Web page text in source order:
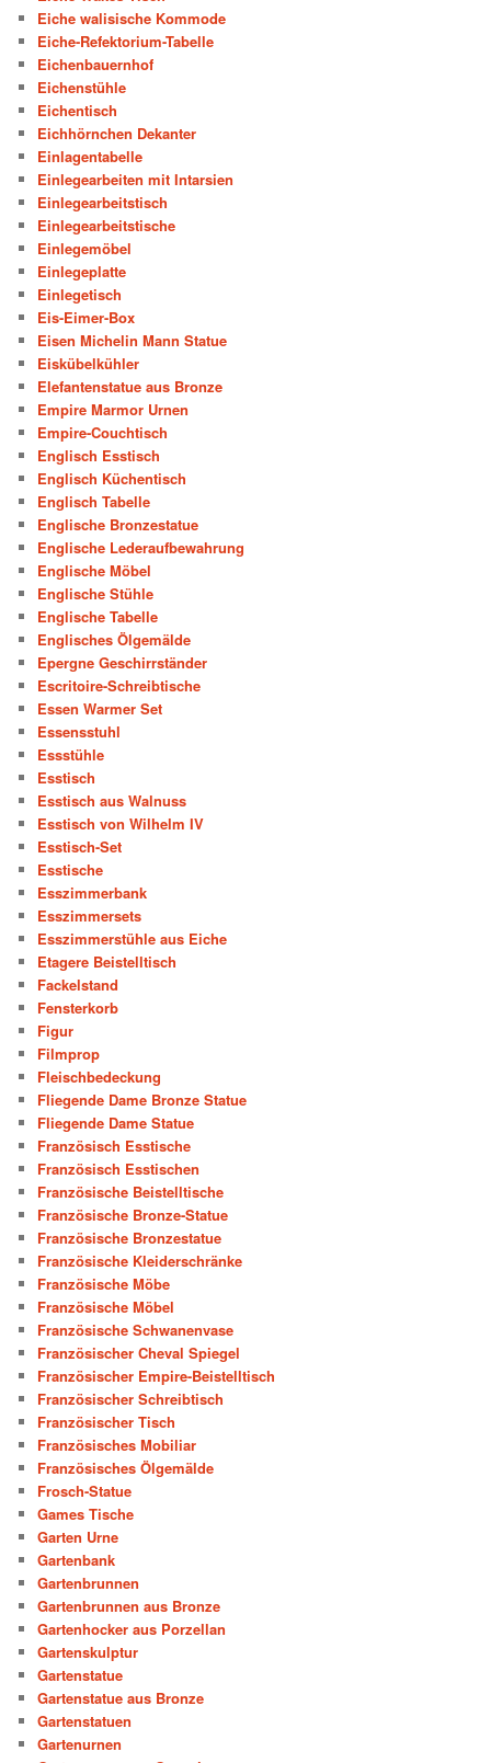
Eiche walisische Kommode
Eiche-Refektorium-Tabelle
Eichenbauernhof
Eichenstühle
Eichentisch
Eichhörnchen Dekanter
Einlagentabelle
Einlegearbeiten mit Intarsien
Einlegearbeitstisch
Einlegearbeitstische
Einlegemöbel
Einlegeplatte
Einlegetisch
Eis-Eimer-Box
Eisen Michelin Mann Statue
Eiskübelkühler
Elefantenstatue aus Bronze
Empire Marmor Urnen
Empire-Couchtisch
Englisch Esstisch
Englisch Küchentisch
Englisch Tabelle
Englische Bronzestatue
Englische Lederaufbewahrung
Englische Möbel
Englische Stühle
Englische Tabelle
Englisches Ölgemälde
Epergne Geschirrständer
Escritoire-Schreibtische
Essen Warmer Set
Essensstuhl
Essstühle
Esstisch
Esstisch aus Walnuss
Esstisch von Wilhelm IV
Esstisch-Set
Esstische
Esszimmerbank
Esszimmersets
Esszimmerstühle aus Eiche
Etagere Beistelltisch
Fackelstand
Fensterkorb
Figur
Filmprop
Fleischbedeckung
Fliegende Dame Bronze Statue
Fliegende Dame Statue
Französisch Esstische
Französisch Esstischen
Französische Beistelltische
Französische Bronze-Statue
Französische Bronzestatue
Französische Kleiderschränke
Französische Möbe
Französische Möbel
Französische Schwanenvase
Französischer Cheval Spiegel
Französischer Empire-Beistelltisch
Französischer Schreibtisch
Französischer Tisch
Französisches Mobiliar
Französisches Ölgemälde
Frosch-Statue
Games Tische
Garten Urne
Gartenbank
Gartenbrunnen
Gartenbrunnen aus Bronze
Gartenhocker aus Porzellan
Gartenskulptur
Gartenstatue
Gartenstatue aus Bronze
Gartenstatuen
Gartenurnen